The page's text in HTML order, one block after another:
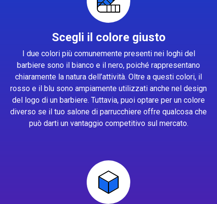
Scegli il colore giusto
I due colori più comunemente presenti nei loghi del
barbiere sono il bianco e il nero, poiché rappresentano
chiaramente la natura dell’attività. Oltre a questi colori, il
rosso e il blu sono ampiamente utilizzati anche nel design
del logo di un barbiere. Tuttavia, puoi optare per un colore
diverso se il tuo salone di parrucchiere offre qualcosa che
può darti un vantaggio competitivo sul mercato.